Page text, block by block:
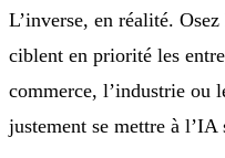
L’inverse, en réalité.
ciblent en priorité les
commerce, l’industrie ou
justement se mettre à l’IA